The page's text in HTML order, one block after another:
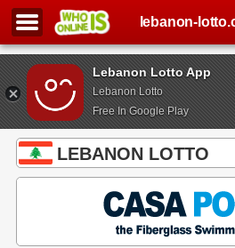
Lebanon Lotto App
Lebanon Lotto
Free In Google Play
lebanon-
LEBANON LOTTO